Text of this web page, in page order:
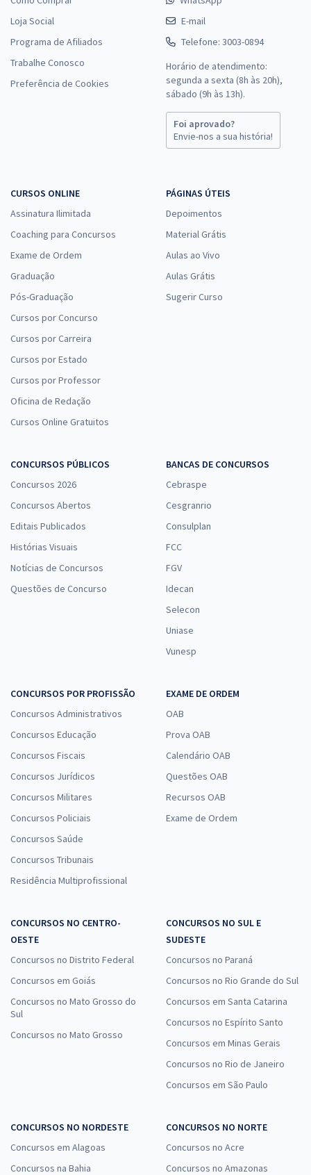
Loja Social
Programa de Afiliados
Trabalhe Conosco
Preferência de Cookies
E-mail
Telefone: 3003-0894
Horário de atendimento:
segunda a sexta (8h às 20h),
sábado (9h às 13h).
Foi aprovado?
Envie-nos a sua história!
CURSOS ONLINE
Assinatura Ilimitada
Coaching para Concursos
Exame de Ordem
Graduação
Pós-Graduação
Cursos por Concurso
Cursos por Carreira
Cursos por Estado
Cursos por Professor
Oficina de Redação
Cursos Online Gratuitos
PÁGINAS ÚTEIS
Depoimentos
Material Grátis
Aulas ao Vivo
Aulas Grátis
Sugerir Curso
CONCURSOS PÚBLICOS
Concursos 2026
Concursos Abertos
Editais Publicados
Histórias Visuais
Notícias de Concursos
Questões de Concurso
BANCAS DE CONCURSOS
Cebraspe
Cesgranrio
Consulplan
FCC
FGV
Idecan
Selecon
Uniase
Vunesp
CONCURSOS POR PROFISSÃO
Concursos Administrativos
Concursos Educação
Concursos Fiscais
Concursos Jurídicos
Concursos Militares
Concursos Policiais
Concursos Saúde
Concursos Tribunais
Residência Multiprofissional
EXAME DE ORDEM
OAB
Prova OAB
Calendário OAB
Questões OAB
Recursos OAB
Exame de Ordem
CONCURSOS NO CENTRO-
OESTE
Concursos no Distrito Federal
Concursos em Goiás
Concursos no Mato Grosso do
Sul
Concursos no Mato Grosso
CONCURSOS NO SUL E
SUDESTE
Concursos no Paraná
Concursos no Rio Grande do Sul
Concursos em Santa Catarina
Concursos no Espírito Santo
Concursos em Minas Gerais
Concursos no Rio de Janeiro
Concursos em São Paulo
CONCURSOS NO NORDESTE
Concursos em Alagoas
Concursos na Bahia
CONCURSOS NO NORTE
Concursos no Acre
Concursos no Amazonas